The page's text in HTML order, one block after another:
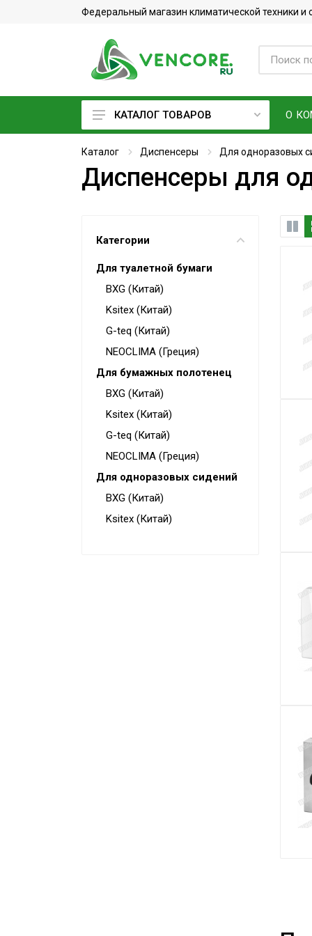
Федеральный магазин климатической техники и
Кондиционеры
Фреон
Увлажнители воздуха
Мойки воздуха
Водонагреватели
Электрокамины
Тепловые пушки
Тепловые завесы
Калориферы
Уличные обогреватели
Чаши для костра
Сушилки для рук
КАТАЛОГ ТОВАРОВ О
Каталог Диспенсеры Для одноразовых
Диспенсеры для
Категории
Для туалетной бумаги
BXG (Китай)
Ksitex (Китай)
G-teq (Китай)
NEOCLIMA (Греция)
Для бумажных полотенец
BXG (Китай)
Ksitex (Китай)
G-teq (Китай)
NEOCLIMA (Греция)
Для одноразовых сидений
BXG (Китай)
Ksitex (Китай)